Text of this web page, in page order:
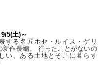
5(土)～
する名匠ホセ・ルイス・ゲリ
新作長編。 行ったことがないの
い、ある土地とそこに暮らす